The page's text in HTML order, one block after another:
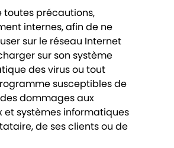
toutes précautions,
internes, afin de ne
sur le réseau Internet
sur son système
des virus ou tout
susceptibles de
dommages aux
et systèmes informatiques
de ses clients ou de